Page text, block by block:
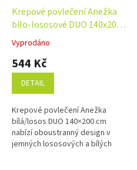
Krepové povlečení Anežka
bílo-lososové DUO 140x200,
70x90 cm
Průměrné
hodnocení
produktu
5,0
5
hvězdiček.
Vyprodáno
544 Kč
DETAIL
Krepové povlečení Anežka
bílá/losos DUO 140×200 cm
nabízí oboustranný design v
jemných lososových a bílých